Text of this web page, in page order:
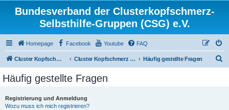
Bundesverband der Clusterkopfschmerz-
Selbsthilfe-Gruppen (CSG) e.V.
Homepage Facebook Youtube FAQ
Cluster Kopfschmerz Homepage Cluster Kopfschmerz Forum Häufig gestellte Fragen
Häufig gestellte Fragen
Registrierung und Anmeldung
Wozu muss ich mich registrieren?